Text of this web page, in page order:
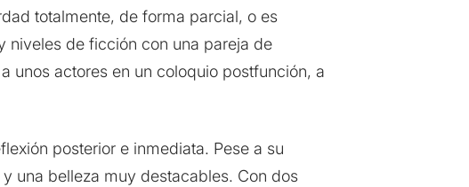
totalmente, de forma parcial, o es
niveles de ficción con una pareja de
unos actores en un coloquio postfunción, a
posterior e inmediata. Pese a su
una belleza muy destacables. Con dos